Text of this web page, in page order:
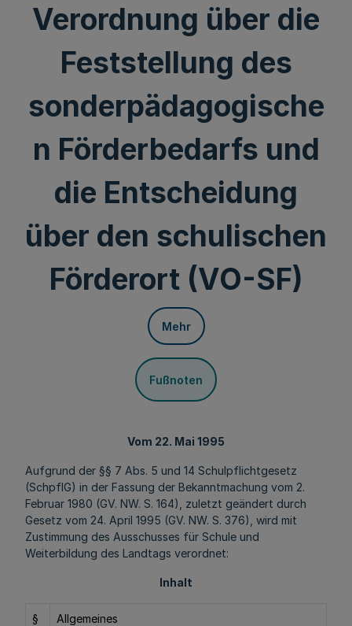
Verordnung über die
Feststellung des
sonderpädagogische
n Förderbedarfs und
die Entscheidung
über den schulischen
Förderort (VO-SF)
Mehr
Fußnoten
Vom 22. Mai 1995
Aufgrund der §§ 7 Abs. 5 und 14 Schulpflichtgesetz
(SchpflG) in der Fassung der Bekanntmachung vom 2.
Februar 1980 (GV. NW. S. 164), zuletzt geändert durch
Gesetz vom 24. April 1995 (GV. NW. S. 376), wird mit
Zustimmung des Ausschusses für Schule und
Weiterbildung des Landtags verordnet:
Inhalt
§
Allgemeines